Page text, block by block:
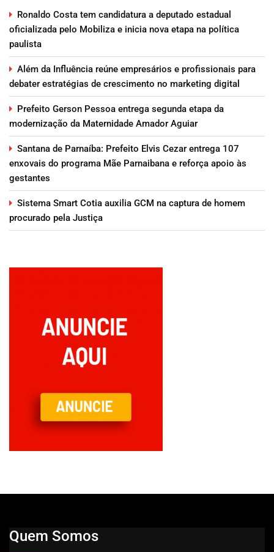
Ronaldo Costa tem candidatura a deputado estadual
oficializada pelo Mobiliza e inicia nova etapa na política
paulista
Além da Influência reúne empresários e profissionais para
debater estratégias de crescimento no marketing digital
Prefeito Gerson Pessoa entrega segunda etapa da
modernização da Maternidade Amador Aguiar
Santana de Parnaíba: Prefeito Elvis Cezar entrega 107
enxovais do programa Mãe Parnaibana e reforça apoio às
gestantes
Sistema Smart Cotia auxilia GCM na captura de homem
procurado pela Justiça
Quem Somos